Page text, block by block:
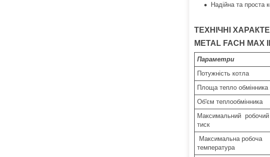
Надійна та проста
ТЕХНІЧНІ
METAL FACH MAX
Параметри
Потужність котла
Площа тепло обмінника
Об'єм теплообмінника
Максимальний робочий
тиск
Максимальна робоча
температура